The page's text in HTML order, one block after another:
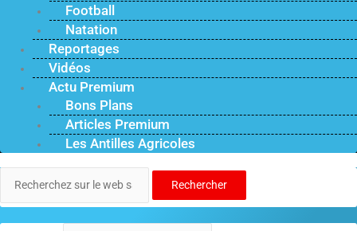
Football
Natation
Reportages
Vidéos
Actu Premium
Bons Plans
Articles Premium
Les Antilles Agricoles
Rechercher